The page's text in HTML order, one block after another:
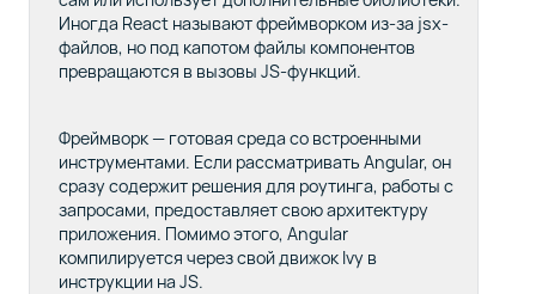
Иногда React называют фреймворком из-за jsx-
файлов, но под капотом файлы компонентов
превращаются в вызовы JS-функций.
Фреймворк — готовая среда со встроенными
инструментами. Если рассматривать Angular, он
сразу содержит решения для роутинга, работы с
запросами, предоставляет свою архитектуру
приложения. Помимо этого, Angular
компилируется через свой движок Ivy в
инструкции на JS.